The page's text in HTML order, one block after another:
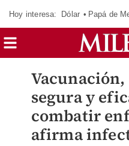
Hoy interesa: Dólar Papá de
segura y
combatir
afirma